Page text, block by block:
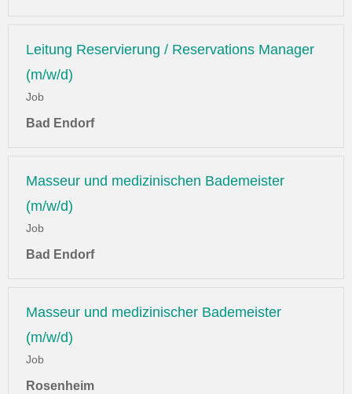
Leitung Reservierung / Reservations Manager
(m/w/d)
Job
Bad Endorf
Masseur und medizinischen Bademeister
(m/w/d)
Job
Bad Endorf
Masseur und medizinischer Bademeister
(m/w/d)
Job
Rosenheim